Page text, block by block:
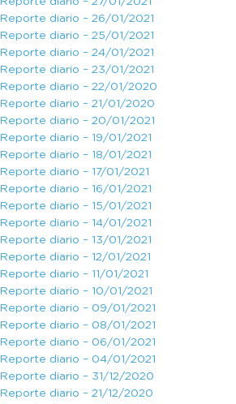
Reporte diario – 26/01/2021
Reporte diario – 25/01/2021
Reporte diario – 24/01/2021
Reporte diario – 23/01/2021
Reporte diario – 22/01/2020
Reporte diario – 21/01/2020
Reporte diario – 20/01/2021
Reporte diario – 19/01/2021
Reporte diario – 18/01/2021
Reporte diario – 17/01/2021
Reporte diario – 16/01/2021
Reporte diario – 15/01/2021
Reporte diario – 14/01/2021
Reporte diario – 13/01/2021
Reporte diario – 12/01/2021
Reporte diario – 11/01/2021
Reporte diario – 10/01/2021
Reporte diario – 09/01/2021
Reporte diario – 08/01/2021
Reporte diario – 06/01/2021
Reporte diario – 04/01/2021
Reporte diario – 31/12/2020
Reporte diario – 21/12/2020